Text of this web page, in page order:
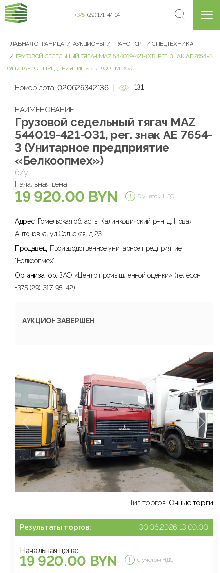
+375 (29) 171-47-14
ГЛАВНАЯ СТРАНИЦА АУКЦИОНЫ
ТРАНСПОРТ И СПЕЦТЕХНИКА
ГРУЗОВОЙ СЕДЕЛЬНЫЙ ТЯГАЧ МАZ 544019-421-031, РЕГ. ЗНАК AE 7654-3
(УНИТАРНОЕ ПРЕДПРИЯТИЕ «БЕЛКООПМЕХ»)
Номер лота: 020626342136 131
НАИМЕНОВАНИЕ
Грузовой седельный тягач МАZ
544019-421-031, рег. знак AE 7654-
3 (Унитарное предприятие
«Белкоопмех»)
б/у
Начальная цена:
19 920.00 BYN С учетом НДС
Адрес: Гомельская область, Калинковичский р–н, д. Новая
Антоновка, ул.Сельская, д.23
Продавец: Производственное унитарное предприятие
"Белкоопмех"
Организатор: ЗАО «Центр промышленной оценки» (телефон
+375 (29) 317-95-42)
АУКЦИОН ЗАВЕРШЕН
Тип торгов: Очные торги
Результаты торгов: 30.06.2026 13:00:00
Начальная цена:
19 920.00 BYN С учетом НДС